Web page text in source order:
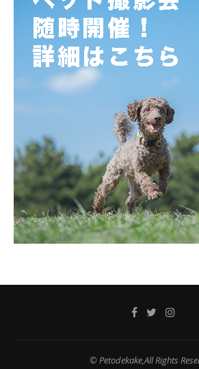
© Petodekake,All Rights